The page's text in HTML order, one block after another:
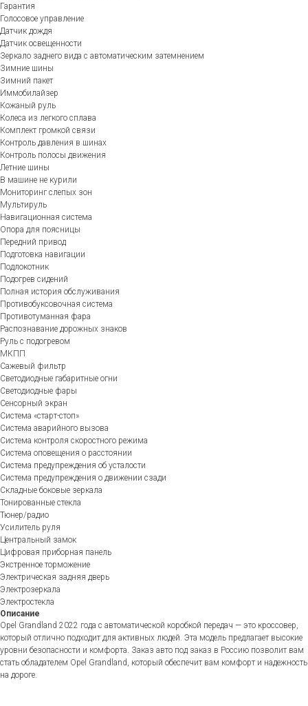
Гарантия
Голосовое управление
Датчик дождя
Датчик освещенности
Зеркало заднего вида с автоматическим затемнением
Зимние шины
Зимний пакет
Иммобилайзер
Кожаный руль
Колеса из легкого сплава
Комплект громкой связи
Контроль давления в шинах
Контроль полосы движения
Летние шины
В машине не курили
Мониторинг слепых зон
Мультируль
Навигационная система
Опора для поясницы
Передний привод
Подготовка навигации
Подлокотник
Подогрев сидений
Полная история обслуживания
Противобуксовочная система
Противотуманная фара
Распознавание дорожных знаков
Руль с подогревом
МКПП
Сажевый фильтр
Светодиодные габаритные огни
Светодиодные фары
Сенсорный экран
Система «старт-стоп»
Система аварийного вызова
Система контроля скоростного режима
Система оповещения о расстоянии
Система предупреждения об усталости
Система предупреждения о движении сзади
Складные боковые зеркала
Тонированные стекла
Тюнер/радио
Усилитель руля
Центральный замок
Цифровая приборная панель
Экстренное торможение
Электрическая задняя дверь
Электрозеркала
Электростекла
Описание
Opel Grandland 2022 года с автоматической коробкой передач — это кроссовер,
который отлично подходит для активных людей. Эта модель предлагает высокие
уровни безопасности и комфорта. Заказ авто под заказ в Россию позволит вам
стать обладателем Opel Grandland, который обеспечит вам комфорт и надежность
на дороге.